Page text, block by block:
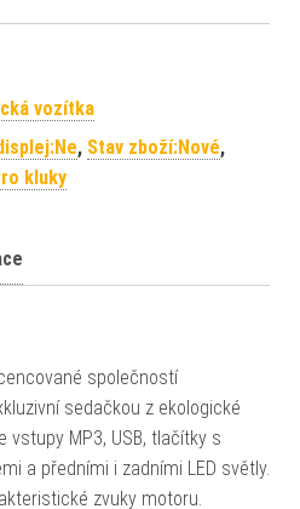
vozítka
, Stav zboží:Nové,
kluky
společností
sedačkou z ekologické
vstupy MP3, USB, tlačítky s
a předními i zadními LED světly.
zvuky motoru.